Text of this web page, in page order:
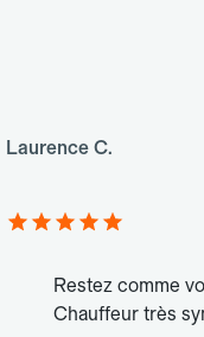
Laurence C.
Restez comme
Chauffeur très